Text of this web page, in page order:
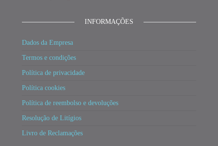
INFORMAÇÕES
Dados da Empresa
Termos e condições
Política de privacidade
Política cookies
Política de reembolso e devoluções
Resolução de Litígios
Livro de Reclamações